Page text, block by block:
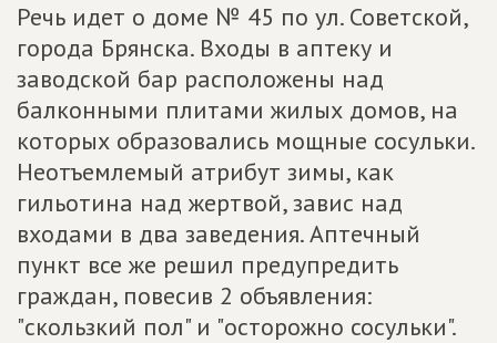
Речь идет о доме № 45 по ул. Советской,
города Брянска. Входы в аптеку и
заводской бар расположены над
балконными плитами жилых домов, на
которых образовались мощные сосульки.
Неотъемлемый атрибут зимы, как
гильотина над жертвой, завис над
входами в два заведения. Аптечный
пункт все же решил предупредить
граждан, повесив 2 объявления:
"скользкий пол" и "осторожно сосульки".